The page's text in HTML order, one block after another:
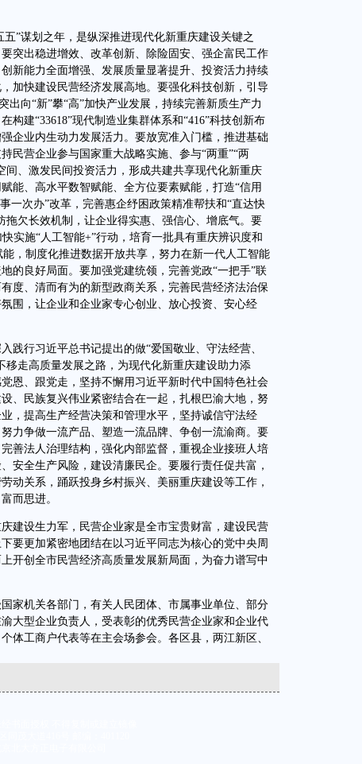
”谋划之年，是纵深推进现代化新重庆建设关键之
突出稳进增效、改革创新、除险固安、强企富民工作
新能力全面增强、发展质量显著提升、投资活力持续
加快建设民营经济发展高地。要强化科技创新，引导
出向“新”攀“高”加快产业发展，持续完善新质生产力
构建“33618”现代制造业集群体系和“416”科技创新布
企业内生动力发展活力。要放宽准入门槛，推进基础
民营企业参与国家重大战略实施、参与“两重”“两
间、激发民间投资活力，形成共建共享现代化新重庆
能、高水平数智赋能、全方位要素赋能，打造“信用
一次办”改革，完善惠企纾困政策精准帮扶和“直达快
欠长效机制，让企业得实惠、强信心、增底气。要
实施“人工智能+”行动，培育一批具有重庆辨识度和
，制度化推进数据开放共享，努力在新一代人工智能
的良好局面。要加强党建统领，完善党政“一把手”联
度、清而有为的新型政商关系，完善民营经济法治保
围，让企业和企业家专心创业、放心投资、安心经
行习近平总书记提出的做“爱国敬业、守法经营、
走高质量发展之路，为现代化新重庆建设助力添
恩、跟党走，坚持不懈用习近平新时代中国特色社会
、民族复兴伟业紧密结合在一起，扎根巴渝大地，努
，提高生产经营决策和管理水平，坚持诚信守法经
力争做一流产品、塑造一流品牌、争创一流渝商。要
善法人治理结构，强化内部监督，重视企业接班人培
安全生产风险，建设清廉民企。要履行责任促共富，
动关系，踊跃投身乡村振兴、美丽重庆建设等工作，
而思进。
设生力军，民营企业家是全市宝贵财富，建设民营
要更加紧密地团结在以习近平同志为核心的党中央周
开创全市民营经济高质量发展新局面，为奋力谱写中
机关各部门，有关人民团体、市属事业单位、部分
大型企业负责人，受表彰的优秀民营企业家和企业代
体工商户代表等在主会场参会。各区县，两江新区、